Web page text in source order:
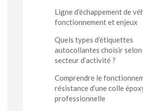
Ligne d’échappement de
fonctionnement et enjeux
Quels types d’étiquettes
autocollantes choisir selon
secteur d’activité ?
Comprendre le
résistance d’une colle
professionnelle